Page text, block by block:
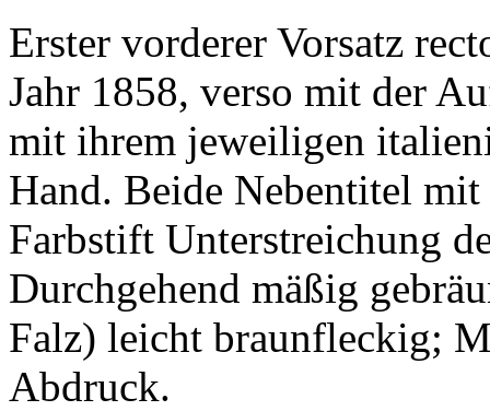
Erster vorderer Vorsatz
Jahr 1858, verso mit der
mit ihrem jeweiligen
Hand. Beide Nebentitel
Farbstift Unterstreichung
Durchgehend mäßig
Falz) leicht braunfleckig;
Abdruck.